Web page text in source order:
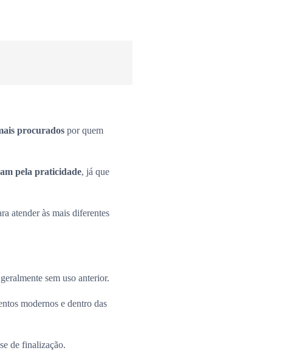
procurados por quem
pela praticidade, já que
atender às mais diferentes
sem uso anterior.
modernos e dentro das
de finalização.